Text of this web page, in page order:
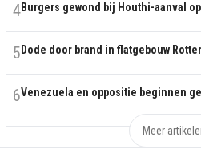
4Burgers gewond bij Houthi-aanval
5 Dode door brand in flatgebouw
6Venezuela en oppositie beginnen
Meer